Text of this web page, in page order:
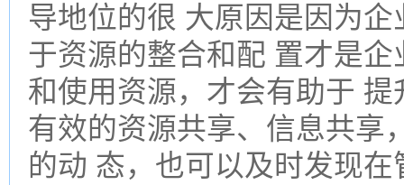
导地位的很 大原因是因为
于资源的整合和配 置才是
和使用资源，才会有助于
有效的资源共享、信息共享
的动 态，也可以及时发现